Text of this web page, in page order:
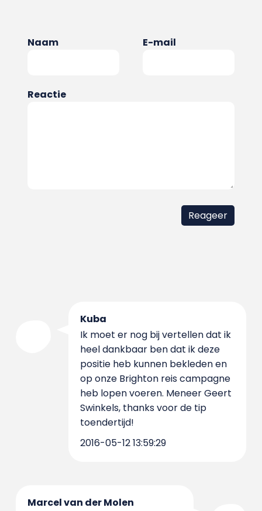
Naam E-mail
Reactie
Kuba
Ik moet er nog bij vertellen dat ik
heel dankbaar ben dat ik deze
positie heb kunnen bekleden en
op onze Brighton reis campagne
heb lopen voeren. Meneer Geert
Swinkels, thanks voor de tip
toendertijd!
2016-05-12 13:59:29
Marcel van der Molen